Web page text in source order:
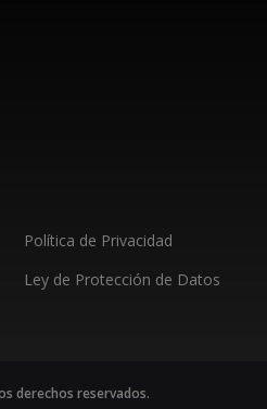
Política de Privacidad
Ley de Protección de Datos
derechos reservados.